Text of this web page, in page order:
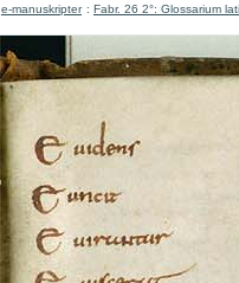
e-manuskripter : Fabr. 26 2°: Glossarium